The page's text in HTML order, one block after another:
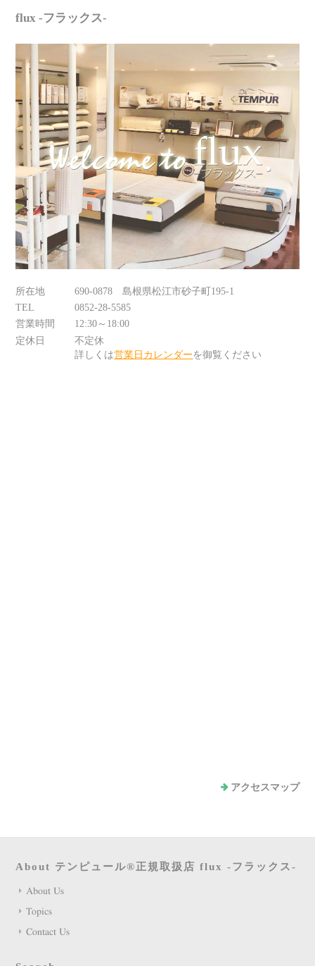
flux -フラックス-
所在地
690-0878 島根県松江市砂子町195-1
TEL
0852-28-5585
営業時間
12:30～18:00
定休日
不定休
詳しくは営業日カレンダー を御覧ください
アクセスマップ
About テンピュール®正規取扱店 flux -フラックス-
About Us
Topics
Contact Us